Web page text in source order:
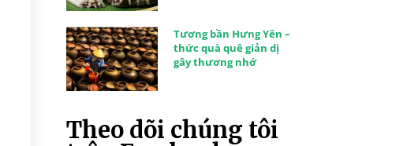
Tương bần Hưng Yên –
thức quà quê giản dị
gây thương nhớ
Theo dõi chúng tôi